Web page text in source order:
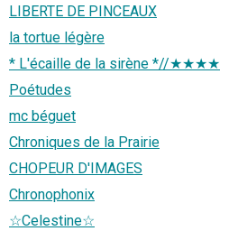
LIBERTE DE PINCEAUX
la tortue légère
* L'écaille de la sirène *//★★★★
Poétudes
mc béguet
Chroniques de la Prairie
CHOPEUR D'IMAGES
Chronophonix
☆Celestine☆